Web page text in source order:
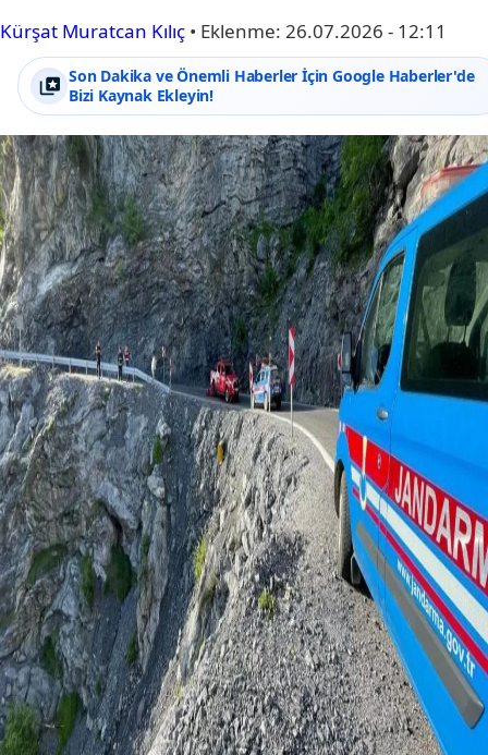
Kürşat Muratcan Kılıç • Eklenme: 26.07.2026 - 12:11
Son Dakika ve Önemli Haberler İçin Google Haberler'de
Bizi Kaynak Ekleyin!